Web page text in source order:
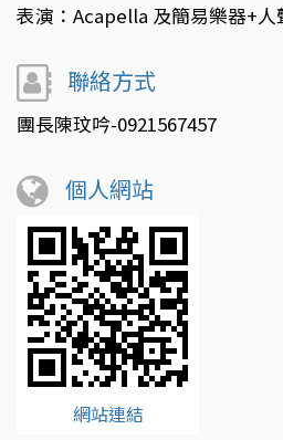
表演：Acapella 及簡易樂器+人
聯絡方式
團長陳玟吟-0921567457
個人網站
網站連結